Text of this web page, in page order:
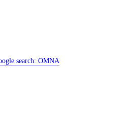
search:OMNA